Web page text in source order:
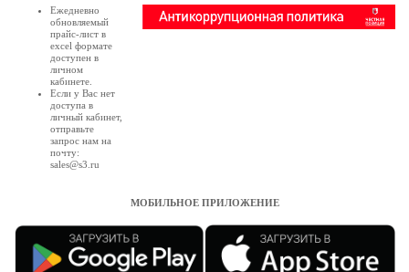
Ежедневно
обновляемый
прайс-лист в
excel формате
доступен в
личном
кабинете
Если у Вас нет
доступа в
личный кабинет,
отправьте
запрос нам на
почту:
sales@s3.ru
МОБИЛЬНОЕ ПРИЛОЖЕНИЕ